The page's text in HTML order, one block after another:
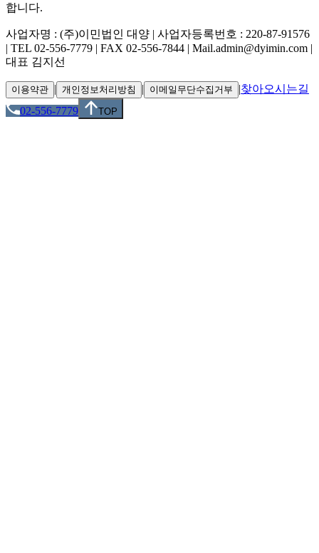
합니다.
사업자명 : (주)이민법인 대양 | 사업자등록번호 : 220-87-91576
| TEL 02-556-7779 | FAX 02-556-7844 | Mail.admin@dyimin.com |
대표 김지선
이용약관 | 개인정보처리방침 | 이메일무단수집거부 |찾아오시는길
02-556-7779
TOP